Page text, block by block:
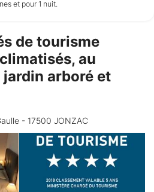
15/08
et pour 1 nuit.
de tourisme
au
jardin arboré et
- 17500 JONZAC